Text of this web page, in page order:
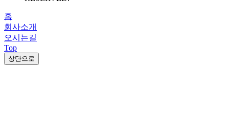
홈
회사소개
오시는길
Top
상단으로